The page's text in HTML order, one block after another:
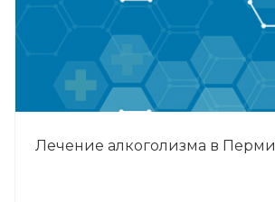
Лечение алкоголизма в Перми